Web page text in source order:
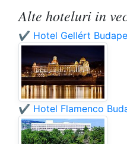
Alte hoteluri in
✔️ Hotel Gellért
✔️ Hotel Flamenco